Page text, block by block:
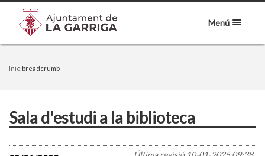
Menú
Inicibreadcrumb
Sala d'estudi a la biblioteca